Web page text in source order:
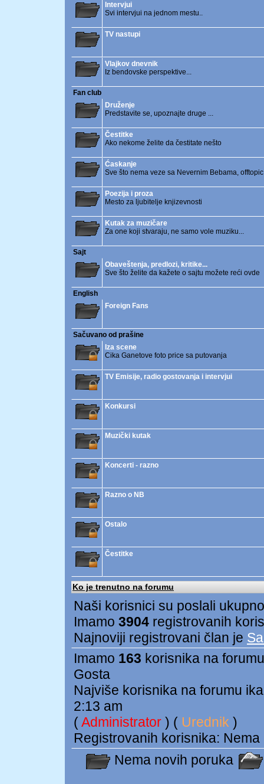
Intervjui
Svi intervjui na jednom mestu..
TV nastupi
Vlajkov dnevnik
Iz bendovske perspektive...
Fan club
Druženje
Predstavite se, upoznajte druge ...
Čestitke
Ako nekome želite da čestitate nešto
Ćaskanje
Sve što nema veze sa Nevernim Bebama,
Poezija i proza
Mesto za ljubitelje knjizevnosti
Kutak za muzičare
Za one koji stvaraju, ne samo vole muziku...
Sajt
Obaveštenja, predlozi, kritike...
Sve što želite da kažete o sajtu možete reći ovde
English
Foreign Fans
Sačuvano od prašine
Iza scene
Cika Ganetove foto price sa putovanja
TV Emisije, radio gostovanja i intervjui
Konkursi
Muzički kutak
Koncerti - razno
Razno o NB
Ostalo
Čestitke
Ko je trenutno na forumu
Naši korisnici su poslali
Imamo 3904 registrovanih
Najnoviji registrovani član je
Imamo 163 korisnika na
Gosta
Najviše korisnika na forumu
2:13 am
(Administrator ) ( Urednik )
Registrovanih korisnika: Nema
Nema novih poruka